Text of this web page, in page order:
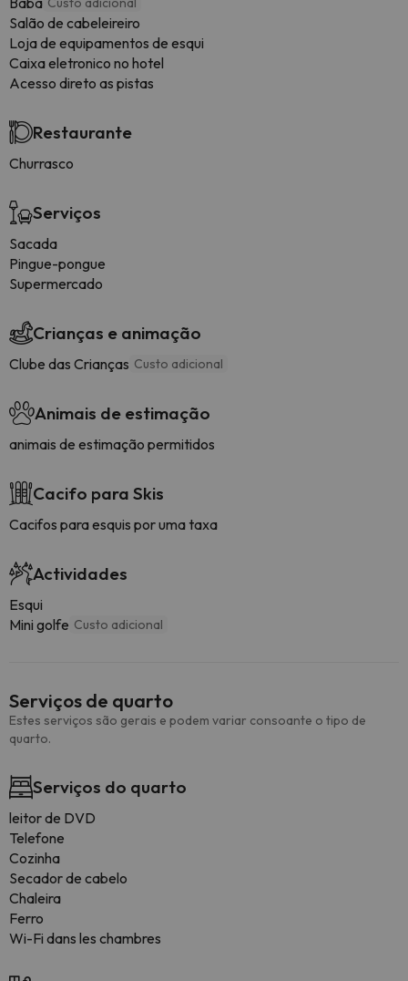
Salão de cabeleireiro
Loja de equipamentos de esqui
Caixa eletronico no hotel
Acesso direto as pistas
Restaurante
Churrasco
Serviços
Sacada
Pingue-pongue
Supermercado
Crianças e animação
Clube das Crianças Custo adicional
Animais de estimação
animais de estimação permitidos
Cacifo para Skis
Cacifos para esquis por uma taxa
Actividades
Esqui
Mini golfe Custo adicional
Serviços de quarto
Estes serviços são gerais e podem variar consoante o tipo de
quarto.
Serviços do quarto
leitor de DVD
Telefone
Cozinha
Secador de cabelo
Chaleira
Ferro
Wi-Fi dans les chambres